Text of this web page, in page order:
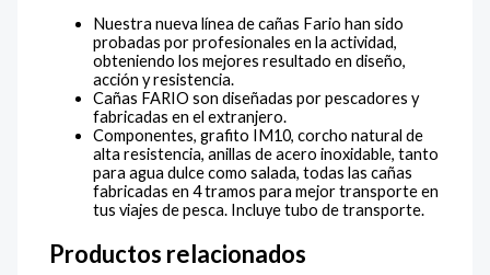
Nuestra nueva línea de cañas Fario han sido
probadas por profesionales en la actividad,
obteniendo los mejores resultado en diseño,
acción y resistencia.
Cañas FARIO son diseñadas por pescadores y
fabricadas en el extranjero.
Componentes, grafito IM10, corcho natural de
alta resistencia, anillas de acero inoxidable, tanto
para agua dulce como salada, todas las cañas
fabricadas en 4 tramos para mejor transporte en
tus viajes de pesca. Incluye tubo de transporte.
Productos relacionados